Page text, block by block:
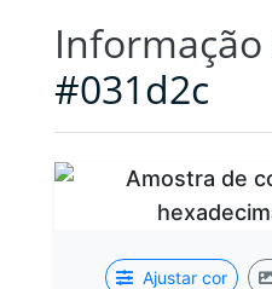
#031d2c
Ajustar cor